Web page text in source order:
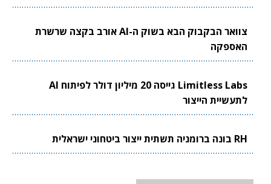
צוואר הבקבוק הבא בשוק ה-AI אורב בקצה שרשרת
האספקה
Limitless Labs גייסה 20 מיליון דולר לפיתוח AI
לתעשיית הייצור
RH בונה ברומניה תשתית ייצור ביטחוני ישראלית